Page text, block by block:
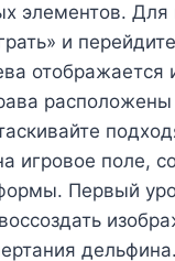
элементов. Для
и
отображается
игровое поле,
Первый